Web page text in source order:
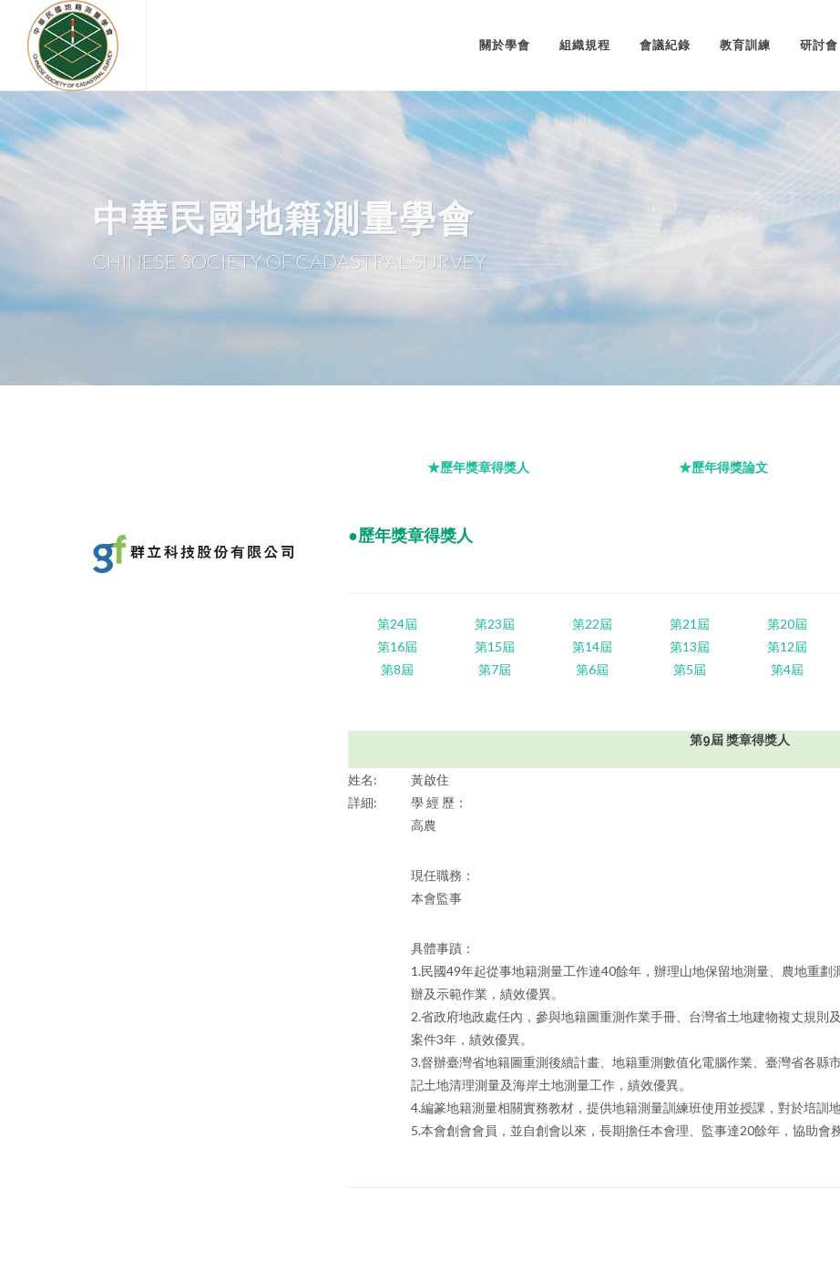
關於學會 組織規程 會議紀錄 教育訓練 研討會
中華民國地籍測量學會
CHINESE SOCIETY OF CADASTRAL SURVEY
★歷年獎章得獎人 ★歷年得獎論文
●歷年獎章得獎人
第24屆 第23屆 第22屆 第21屆 第20屆
第16屆
第15屆 第14屆 第13屆 第12屆
第8屆
第7屆 第6屆 第5屆 第4屆
第9屆 獎章得獎人
姓名:
黃啟住
詳細:
學 經 歷：
高農
現任職務：
本會監事
具體事蹟：
1.民國49年起從事地籍測量工作達40餘年，辦理山地保留地測量、農地重
辦及示範作業，績效優異。
2.省政府地政處任內，參與地籍圖重測作業手冊、台灣省土地建物複丈規則
案件3年，績效優異。
3.督辦臺灣省地籍圖重測後續計畫、地籍重測數值化電腦作業、臺灣省各縣
記土地清理測量及海岸土地測量工作，績效優異。
4.編篆地籍測量相關實務教材，提供地籍測量訓練班使用並授課，對於培訓
5.本會創會會員，並自創會以來，長期擔任本會理、監事達20餘年，協助會